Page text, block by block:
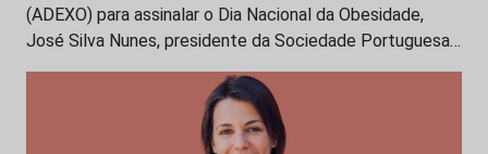
(ADEXO) para assinalar o Dia Nacional da Obesidade,
José Silva Nunes, presidente da Sociedade Portuguesa…